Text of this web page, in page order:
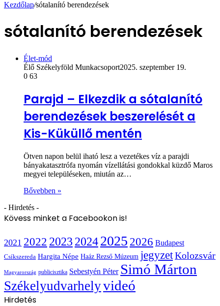
Kezdőlap/sótalanító berendezések
sótalanító berendezések
Élet-mód
Élő Székelyföld Munkacsoport2025. szeptember 19.
0 63
Parajd – Elkezdik a sótalanító
berendezések beszerelését a
Kis-Küküllő mentén
Ötven napon belül iható lesz a vezetékes víz a parajdi
bányakatasztrófa nyomán vízellátási gondokkal küzdő Maros
megyei településeken, miután az…
Bővebben »
- Hirdetés -
Kövess minket a Facebookon is!
2021 2022 2023 20242025 2026 Budapest
Csíkszereda Hargita Népe Haáz Rezső Múzeum jegyzetKolozsvár
Magyarország publicisztika Sebestyén Péter Simó Márton
Székelyudvarhelyvideó
Hirdetés